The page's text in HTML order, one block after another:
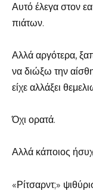
Αυτό έλεγα στον
πιάτων.
Αλλά αργότερα,
να διώξω την
είχε αλλάξει
Όχι ορατά.
Αλλά κάποιος
«Ρίτσαρντ;»